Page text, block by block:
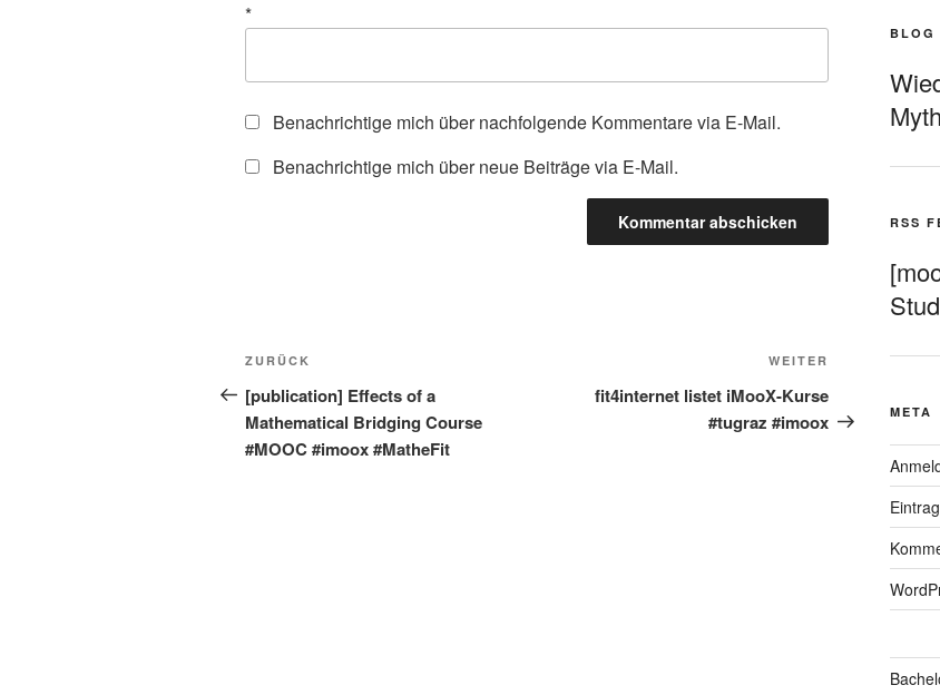
*
Benachrichtige mich über nachfolgende Kommentare via E-Mail.
Benachrichtige mich über neue Beiträge via E-Mail.
Beitragsnavigation
Vorheriger
Beitrag
ZURÜCK
[publication] Effects of a
Mathematical Bridging Course
#MOOC #imoox #MatheFit
Nächster
Beitrag
WEITER
fit4internet listet iMooX-Kurse
#tugraz #imoox
BLOG
RSS
META